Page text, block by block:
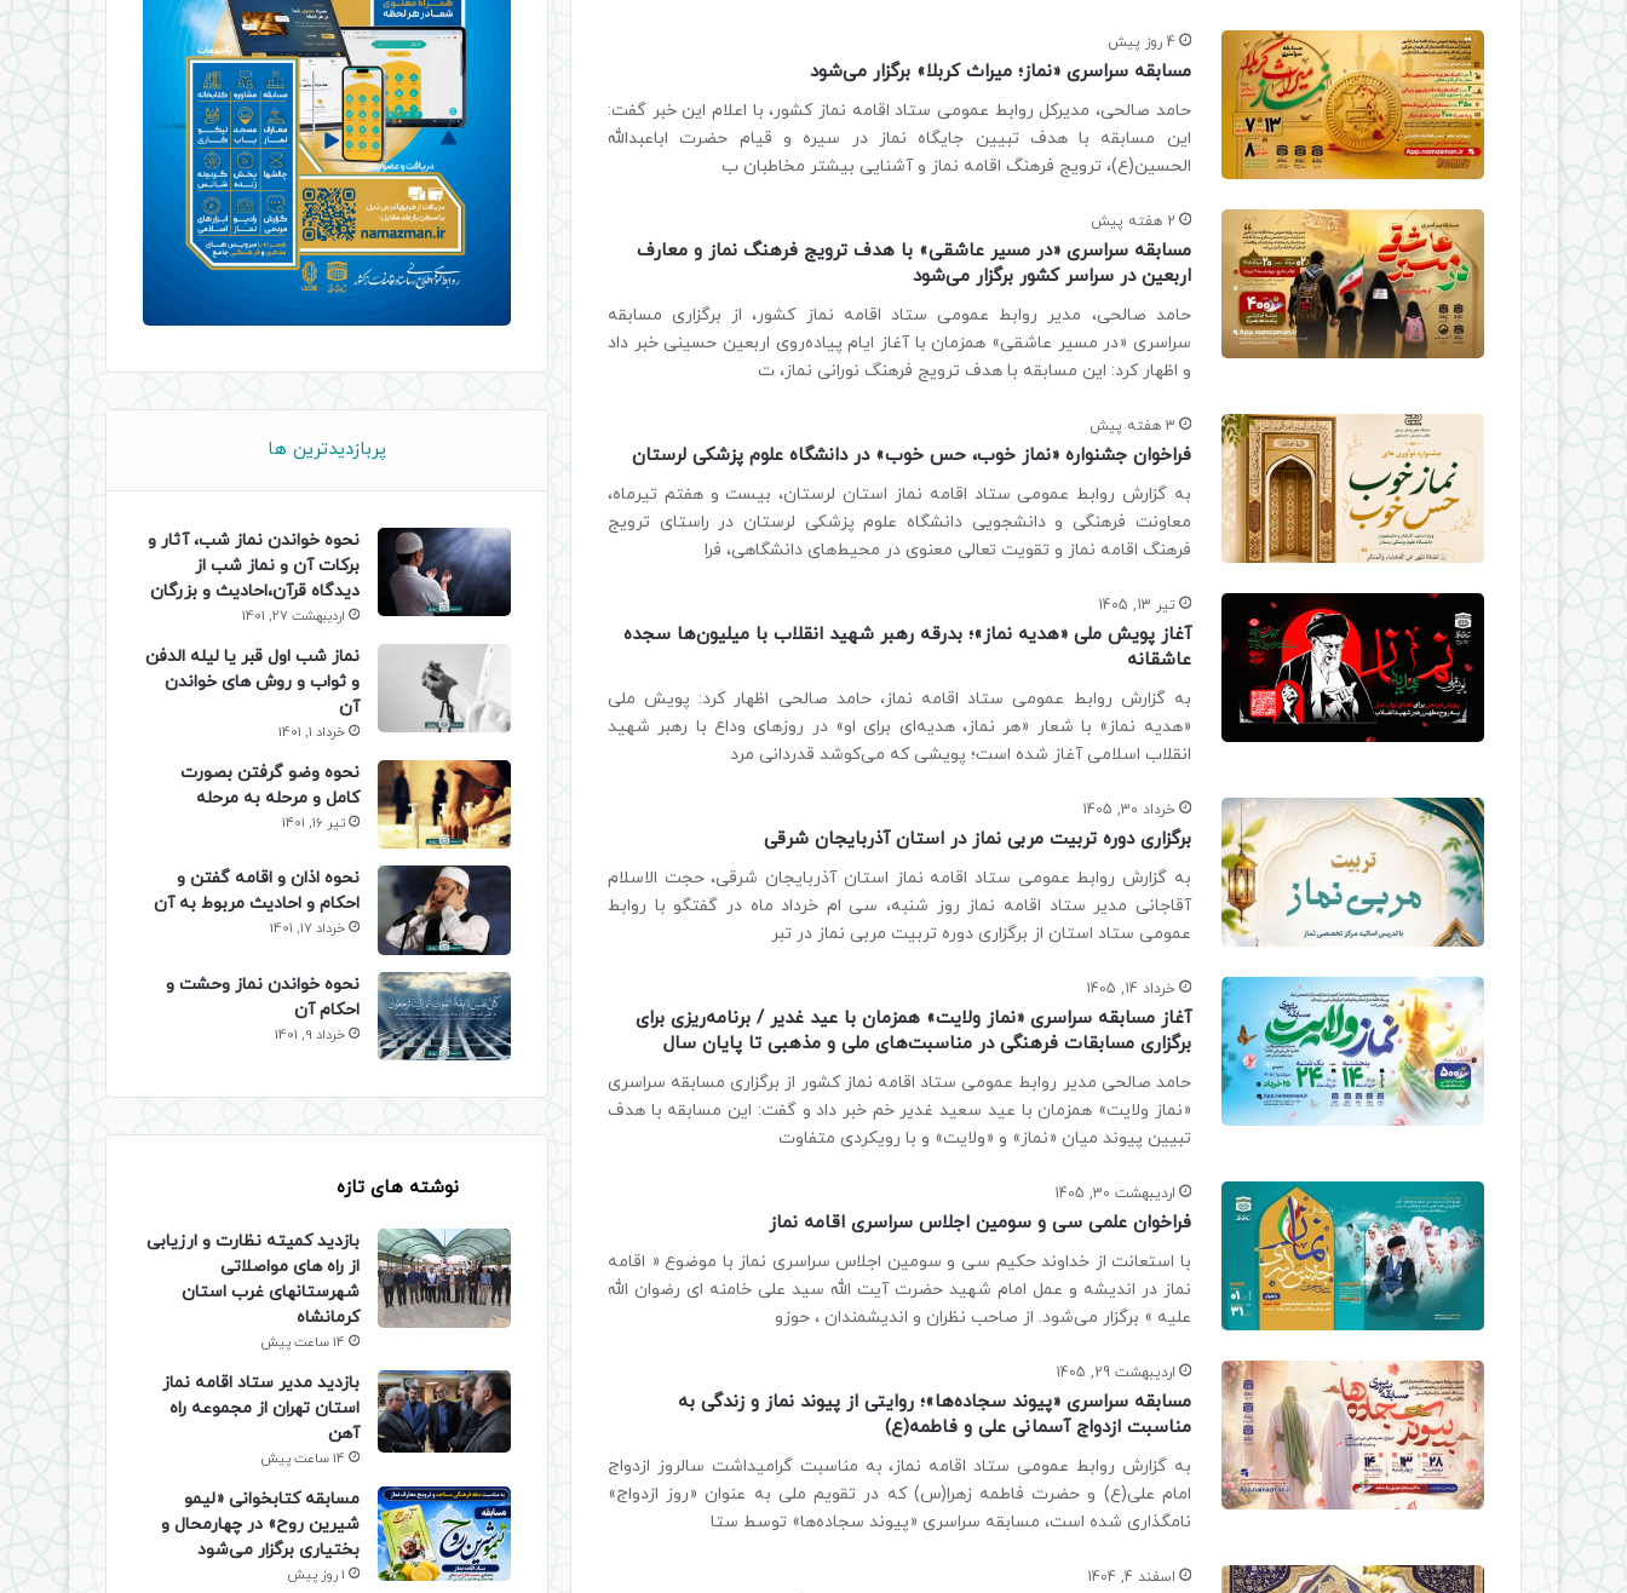
4 روز پیش
مسابقه سراسری «نماز؛ میراث کربلا» برگزار می‌شود
حامد صالحی، مدیرکل روابط عمومی ستاد اقامه نماز کشور، با اعلام این خبر گفت:
این مسابقه با هدف تبیین جایگاه نماز در سیره و قیام حضرت اباعبدالله
الحسین(ع)، ترویج فرهنگ اقامه نماز و آشنایی بیشتر مخاطبان ب
2 هفته پیش
مسابقه سراسری «در مسیر عاشقی» با هدف ترویج فرهنگ نماز و معارف
اربعین در سراسر کشور برگزار می‌شود
حامد صالحی، مدیر روابط عمومی ستاد اقامه نماز کشور، از برگزاری مسابقه
سراسری «در مسیر عاشقی» همزمان با آغاز ایام پیاده‌روی اربعین حسینی خبر داد
و اظهار کرد: این مسابقه با هدف ترویج فرهنگ نورانی نماز، ت
3 هفته پیش
فراخوان جشنواره «نماز خوب، حس خوب» در دانشگاه علوم پزشکی لرستان
به گزارش روابط عمومی ستاد اقامه نماز استان لرستان، بیست و هفتم تیرماه،
معاونت فرهنگی و دانشجویی دانشگاه علوم پزشکی لرستان در راستای ترویج
فرهنگ اقامه نماز و تقویت تعالی معنوی در محیط‌های دانشگاهی، فرا
تیر 13, 1405
آغاز پویش ملی «هدیه نماز»؛ بدرقه رهبر شهید انقلاب با میلیون‌ها سجده
عاشقانه
به گزارش روابط عمومی ستاد اقامه نماز، حامد صالحی اظهار کرد: پویش ملی
«هدیه نماز» با شعار «هر نماز، هدیه‌ای برای او» در روزهای وداع با رهبر شهید
انقلاب اسلامی آغاز شده است؛ پویشی که می‌کوشد قدردانی مرد
خرداد 30, 1405
برگزاری دوره تربیت مربی نماز در استان آذربایجان شرقی
به گزارش روابط عمومی ستاد اقامه نماز استان آذربایجان شرقی،‌ حجت الاسلام
آقاجانی مدیر ستاد اقامه نماز روز شنبه، سی ام خرداد ماه در گفتگو با روابط
عمومی ستاد استان از برگزاری دوره تربیت مربی نماز در تبر
خرداد 14, 1405
آغاز مسابقه سراسری «نماز ولایت» همزمان با عید غدیر / برنامه‌ریزی برای
برگزاری مسابقات فرهنگی در مناسبت‌های ملی و مذهبی تا پایان سال
حامد صالحی مدیر روابط عمومی ستاد اقامه نماز کشور از برگزاری مسابقه سراسری
«نماز ولایت» همزمان با عید سعید غدیر خم خبر داد و گفت: این مسابقه با هدف
تبیین پیوند میان «نماز» و «ولایت» و با رویکردی متفاوت
اردیبهشت 30, 1405
فراخوان علمی سی و سومین اجلاس سراسری اقامه نماز
با استعانت از خداوند حکیم سی و سومین اجلاس سراسری نماز با موضوع « اقامه
نماز در اندیشه و عمل امام شهید حضرت آیت الله سید علی خامنه ای رضوان الله
علیه » برگزار می‌شود. از صاحب نظران و اندیشمندان ، حوزو
اردیبهشت 29, 1405
مسابقه سراسری «پیوند سجاده‌ها»؛ روایتی از پیوند نماز و زندگی به
مناسبت ازدواج آسمانی علی و فاطمه(ع)
به گزارش روابط عمومی ستاد اقامه نماز، به مناسبت گرامیداشت سالروز ازدواج
امام علی(ع) و حضرت فاطمه زهرا(س) که در تقویم ملی به عنوان «روز ازدواج»
نامگذاری شده است، مسابقه سراسری «پیوند سجاده‌ها» توسط ستا
اسفند 4, 1404
پربازدیدترین ها
نحوه خواندن نماز شب، آثار و
برکات آن و نماز شب از
دیدگاه قرآن،احادیث و بزرگان
اردیبهشت 27, 1401
نماز شب اول قبر یا لیله الدفن
و ثواب و روش های خواندن
آن
خرداد 1, 1401
نحوه وضو گرفتن بصورت
کامل و مرحله به مرحله
تیر 16, 1401
نحوه اذان و اقامه گفتن و
احکام و احادیث مربوط به آن
خرداد 17, 1401
نحوه خواندن نماز وحشت و
احکام آن
خرداد 9, 1401
نوشته های تازه
بازدید کمیته نظارت و ارزیابی
از راه های مواصلاتی
شهرستانهای غرب استان
کرمانشاه
14 ساعت پیش
بازدید مدیر ستاد اقامه نماز
استان تهران از مجموعه راه
آهن
14 ساعت پیش
مسابقه کتابخوانی «لیمو
شیرین روح» در چهارمحال و
بختیاری برگزار می‌شود
1 روز پیش